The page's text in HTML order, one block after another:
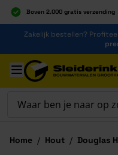
Boven 2.000 gratis verzending
Al 40 jaar dé specialist
Alles onder één dak
Ga naar de inhoud
Zakelijk bestellen?
Ga naar hoofdinhoud
Home / Hout / Douglas